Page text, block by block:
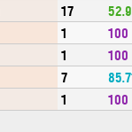
17
1
100
1
100
7
1 100